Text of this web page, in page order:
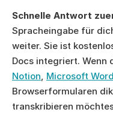
Schnelle Antwort
Spracheingabe für
weiter. Sie ist
Docs integriert. Wenn
Notion, Microsoft Word
Browserformularen
transkribieren